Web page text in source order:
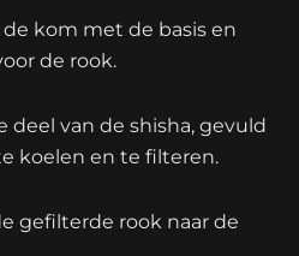
kom met de basis en
de rook.
deel van de shisha, gevuld
koelen en te filteren.
gefilterde rook naar de